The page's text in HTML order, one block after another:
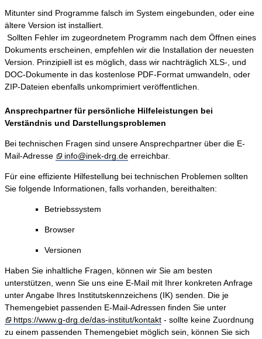
Mitunter sind Programme falsch im System eingebunden, oder eine
ältere Version ist installiert.
Sollten Fehler im zugeordnetem Programm nach dem Öffnen eines
Dokuments erscheinen, empfehlen wir die Installation der neuesten
Version. Prinzipiell ist es möglich, dass wir nachträglich XLS-, und
DOC-Dokumente in das kostenlose PDF-Format umwandeln, oder
ZIP-Dateien ebenfalls unkomprimiert veröffentlichen.
Ansprechpartner für persönliche Hilfeleistungen bei
Verständnis und Darstellungsproblemen
Bei technischen Fragen sind unsere Ansprechpartner über die E-
Mail-Adresse
info@inek-drg.de erreichbar.
Für eine effiziente Hilfestellung bei technischen Problemen sollten
Sie folgende Informationen, falls vorhanden, bereithalten:
Betriebssystem
Browser
Versionen
Haben Sie inhaltliche Fragen, können wir Sie am besten
unterstützen, wenn Sie uns eine E-Mail mit Ihrer konkreten Anfrage
unter Angabe Ihres Institutskennzeichens (IK) senden. Die je
Themengebiet passenden E-Mail-Adressen finden Sie unter
https://www.g-drg.de/das-institut/kontakt - sollte keine Zuordnung
zu einem passenden Themengebiet möglich sein, können Sie sich